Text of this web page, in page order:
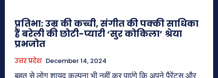
प्रतिभा: उम्र की कच्ची, संगीत की पक्की साधिका
हैं बरेली की छोटी-प्यारी ‘सुर कोकिला’ श्रेया
प्रभजोत
उत्तर प्रदेश December 14, 2024
बहुत से लोग शायद कल्पना भी नहीं कर पाएंगे कि अपने पैरेंट्स और